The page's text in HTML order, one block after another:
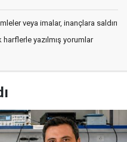
veya imalar, inançlara saldırı
yazılmış yorumlar